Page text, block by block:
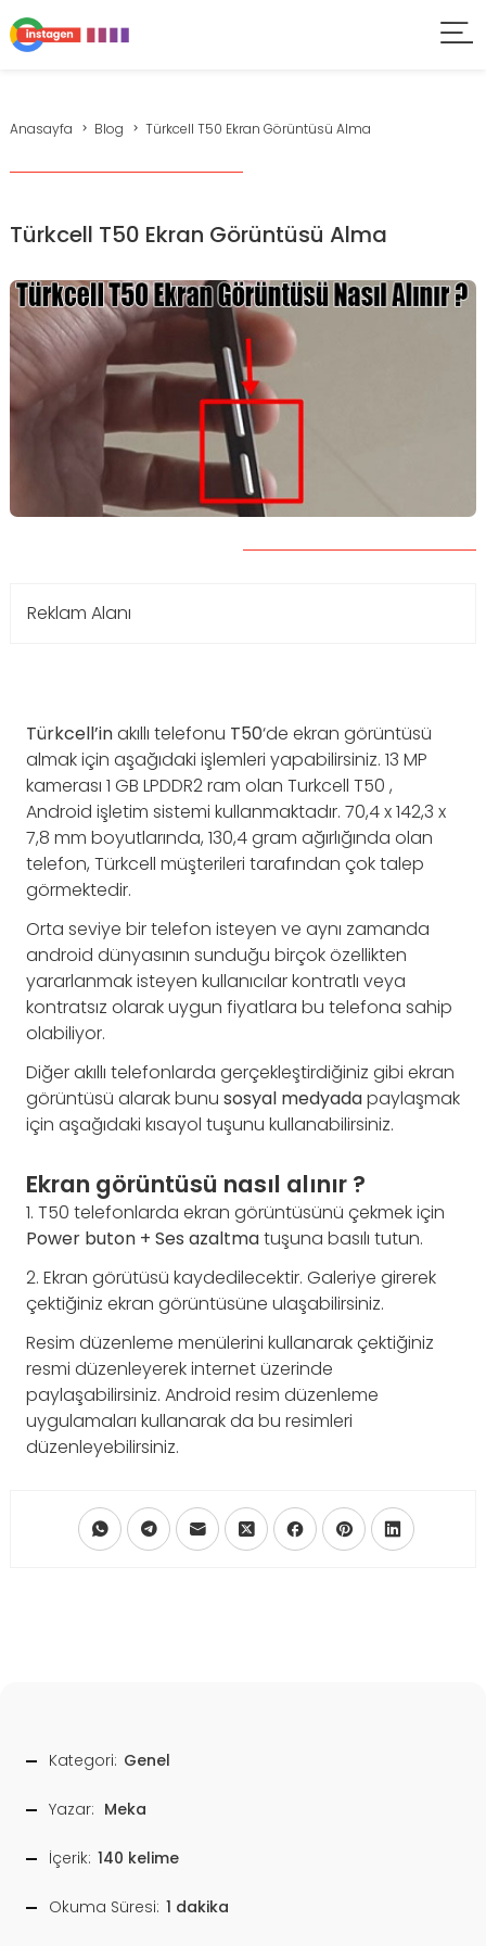
Anasayfa Blog Türkcell T50 Ekran Görüntüsü Alma
Türkcell T50 Ekran Görüntüsü Alma
Reklam Alanı
Türkcell’inakıllı telefonu T50‘de ekran görüntüsü
almak için aşağıdaki işlemleri yapabilirsiniz. 13 MP
kamerası 1 GB LPDDR2 ram olan Turkcell T50 ,
Android işletim sistemi kullanmaktadır. 70,4 x 142,3 x
7,8 mm boyutlarında, 130,4 gram ağırlığında olan
telefon, Türkcell müşterileri tarafından çok talep
görmektedir.
Orta seviye bir telefon isteyen ve aynı zamanda
android dünyasının sunduğu birçok özellikten
yararlanmak isteyen kullanıcılar kontratlı veya
kontratsız olarak uygun fiyatlara bu telefona sahip
olabiliyor.
Diğer akıllı telefonlarda gerçekleştirdiğiniz gibi ekran
görüntüsü alarak bunu sosyal medyadapaylaşmak
için aşağıdaki kısayol tuşunu kullanabilirsiniz.
Ekran görüntüsü nasıl alınır ?
1. T50 telefonlarda ekran görüntüsünü çekmek için
Power buton + Ses azaltmatuşuna basılı tutun.
2. Ekran görütüsü kaydedilecektir. Galeriye girerek
çektiğiniz ekran görüntüsüne ulaşabilirsiniz.
Resim düzenleme menülerini kullanarak çektiğiniz
resmi düzenleyerek internet üzerinde
paylaşabilirsiniz. Android resim düzenleme
uygulamaları kullanarak da bu resimleri
düzenleyebilirsiniz.
Kategori: Genel
Yazar: Meka
İçerik: 140 kelime
Okuma Süresi: 1 dakika